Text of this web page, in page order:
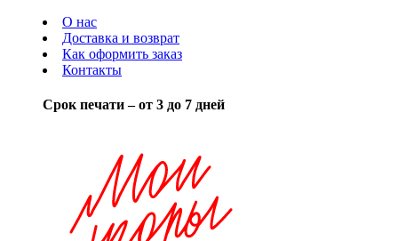
О нас
Доставка и возврат
Как оформить заказ
Контакты
Срок печати – от 3 до 7 дней